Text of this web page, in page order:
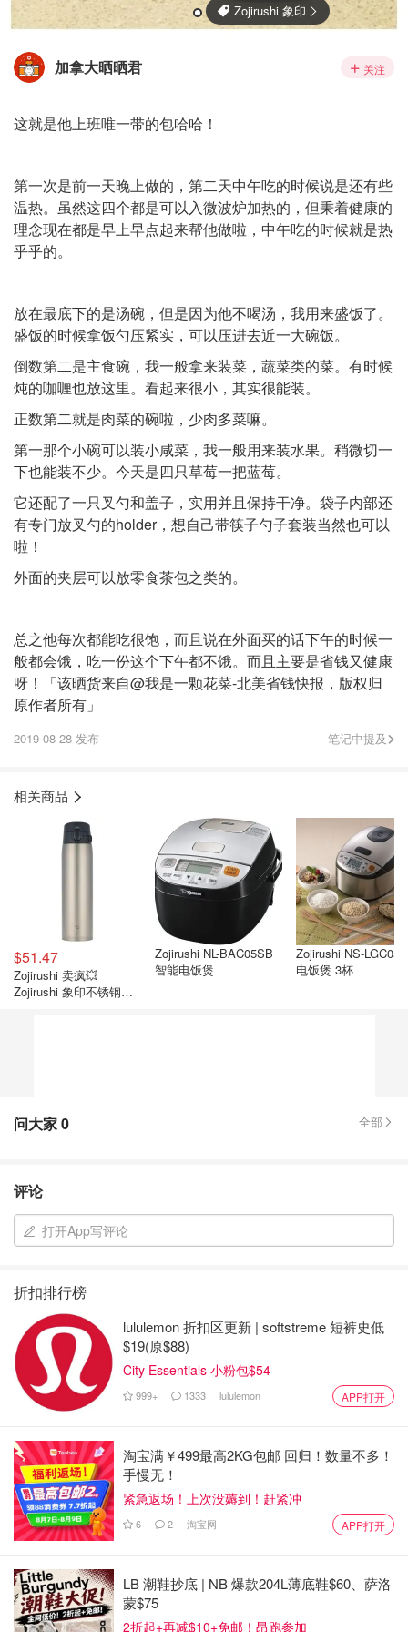
加拿大晒晒君 关注
这就是他上班唯一带的包哈哈！
第一次是前一天晚上做的，第二天中午吃的时候说是还有些
温热。虽然这四个都是可以入微波炉加热的，但秉着健康的
理念现在都是早上早点起来帮他做啦，中午吃的时候就是热
乎乎的。
放在最底下的是汤碗，但是因为他不喝汤，我用来盛饭了。
盛饭的时候拿饭勺压紧实，可以压进去近一大碗饭。
倒数第二是主食碗，我一般拿来装菜，蔬菜类的菜。有时候
炖的咖喱也放这里。看起来很小，其实很能装。
正数第二就是肉菜的碗啦，少肉多菜嘛。
第一那个小碗可以装小咸菜，我一般用来装水果。稍微切一
下也能装不少。今天是四只草莓一把蓝莓。
它还配了一只叉勺和盖子，实用并且保持干净。袋子内部还
有专门放叉勺的holder，想自己带筷子勺子套装当然也可以
啦！
外面的夹层可以放零食茶包之类的。
总之他每次都能吃很饱，而且说在外面买的话下午的时候一
般都会饿，吃一份这个下午都不饿。而且主要是省钱又健康
呀！「该晒货来自@我是一颗花菜-北美省钱快报，版权归
原作者所有」
2019-08-28 发布 笔记中提及
相关商品
$51.47
Zojirushi 卖疯💥
Zojirushi 象印不锈钢保
Zojirushi NL-BAC05SB
智能电饭煲
Zojirushi NS-
电饭煲 3杯
问大家0 全部
评论
打开App写评论
折扣排行榜
lululemon 折扣区更新 | softstreme 短裤史低
$19(原$88)
City Essentials 小粉包$54
999+ 1333 lululemon APP打开
淘宝满￥499最高2KG包邮 回归！数量不多！
手慢无！
紧急返场！上次没薅到！赶紧冲
6 2 淘宝网 APP打开
LB 潮鞋抄底 | NB 爆款204L薄底鞋$60、萨洛
蒙$75
2折起+再减$10+免邮！昂跑参加